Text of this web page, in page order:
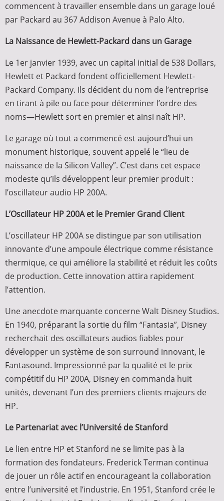
commencent à travailler ensemble dans un garage loué
par Packard au 367 Addison Avenue à Palo Alto.
La Naissance de Hewlett-Packard dans un Garage
Le 1er janvier 1939, avec un capital initial de 538 Dollars,
Hewlett et Packard fondent officiellement Hewlett-
Packard Company. Ils décident du nom de l’entreprise
en tirant à pile ou face pour déterminer l’ordre des
noms—Hewlett sort en premier et ainsi naît HP.
Le garage où tout a commencé est aujourd’hui un
monument historique, souvent appelé le “lieu de
naissance de la Silicon Valley”. C’est dans cet espace
modeste qu’ils développent leur premier produit :
l’oscillateur audio HP 200A.
L’Oscillateur HP 200A et le Premier Grand Client
L’oscillateur HP 200A se distingue par son utilisation
innovante d’une ampoule électrique comme résistance
thermique, ce qui améliore la stabilité et réduit les coûts
de production. Cette innovation attira rapidement
l’attention.
Une anecdote marquante concerne Walt Disney Studios.
En 1940, préparant la sortie du film “Fantasia”, Disney
recherchait des oscillateurs audios fiables pour
développer un système de son surround innovant, le
Fantasound. Impressionné par la qualité et le prix
compétitif du HP 200A, Disney en commanda huit
unités, devenant l’un des premiers clients majeurs de
HP.
Le Partenariat avec l’Université de Stanford
Le lien entre HP et Stanford ne se limite pas à la
formation des fondateurs. Frederick Terman continua
de jouer un rôle actif en encourageant la collaboration
entre l’université et l’industrie. En 1951, Stanford crée le